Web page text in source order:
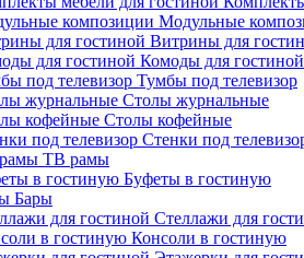
Модульные
Витрины для
Комоды для гостиной
Тумбы под телевизор
Столы журнальные
Столы кофейные
Стенки под
ТВ рамы
Буфеты в гостиную
Бары
Стеллажи для
Консоли в гостиную